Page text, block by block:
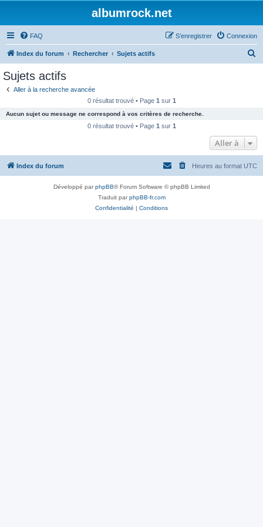
albumrock.net
FAQ Connexion
S’enregistrer
Index du forum Rechercher Sujets actifs
c
e
Sujets actifs
Aller à la recherche avancée
0 résultat trouvé • Page 1 sur 1
Aucun sujet ou message ne correspond à vos critères de recherche.
0 résultat trouvé • Page 1 sur 1
Aller à
Index du forum Heures au format UTC
Développé parphpBB® Forum Software © phpBB Limited
Traduit parphpBB-fr.com
Confidentialité | Conditions